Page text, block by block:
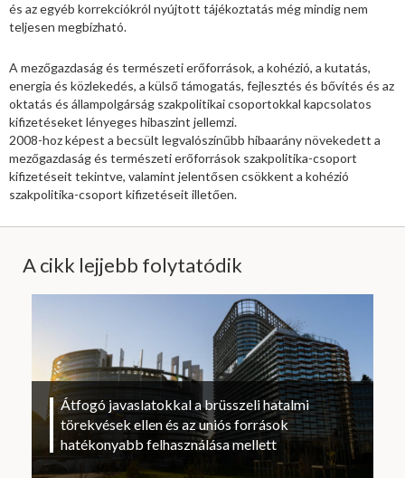
és az egyéb korrekciókról nyújtott tájékoztatás még mindig nem
teljesen megbízható.
A mezőgazdaság és természeti erőforrások, a kohézió, a kutatás,
energia és közlekedés, a külső támogatás, fejlesztés és bővítés és az
oktatás és állampolgárság szakpolitikai csoportokkal kapcsolatos
kifizetéseket lényeges hibaszint jellemzi.
2008-hoz képest a becsült legvalószínűbb hibaarány növekedett a
mezőgazdaság és természeti erőforrások szakpolitika-csoport
kifizetéseit tekintve, valamint jelentősen csökkent a kohézió
szakpolitika-csoport kifizetéseit illetően.
A cikk lejjebb folytatódik
Átfogó javaslatokkal a brüsszeli hatalmi
törekvések ellen és az uniós források
hatékonyabb felhasználása mellett